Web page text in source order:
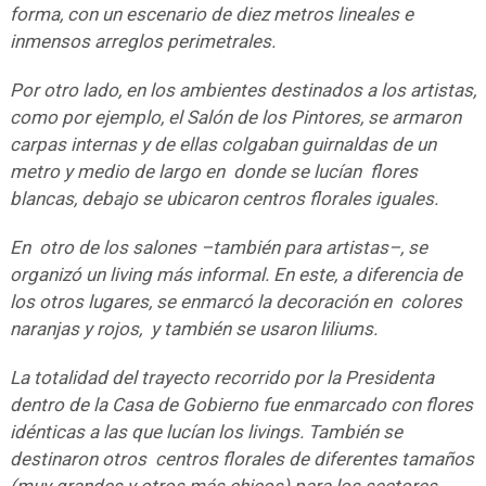
forma, con un escenario de diez metros lineales e
inmensos arreglos perimetrales.
Por otro lado, en los ambientes destinados a los artistas,
como por ejemplo, el Salón de los Pintores, se armaron
carpas internas y de ellas colgaban guirnaldas de un
metro y medio de largo en donde se lucían flores
blancas, debajo se ubicaron centros florales iguales.
En otro de los salones –también para artistas–, se
organizó un living más informal. En este, a diferencia de
los otros lugares, se enmarcó la decoración en colores
naranjas y rojos, y también se usaron liliums.
La totalidad del trayecto recorrido por la Presidenta
dentro de la Casa de Gobierno fue enmarcado con flores
idénticas a las que lucían los livings. También se
destinaron otros centros florales de diferentes tamaños